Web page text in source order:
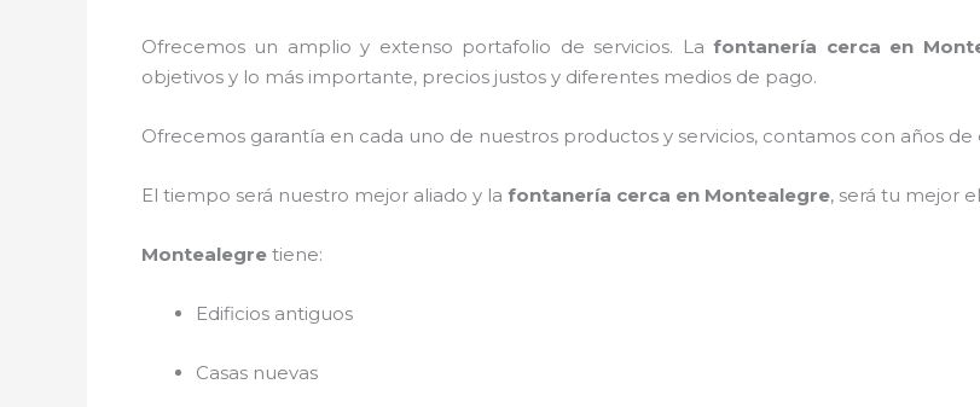
Ofrecemos un amplio y extenso portafolio de servicios. Lafontanería cerca en
objetivos y lo más importante, precios justos y diferentes medios de pago.
Ofrecemos garantía en cada uno de nuestros productos y servicios, contamos con años de
El tiempo será nuestro mejor aliado y la fontanería cerca en Montealegre, será tu mejor
Montealegre tiene:
Edificios antiguos
Casas nuevas